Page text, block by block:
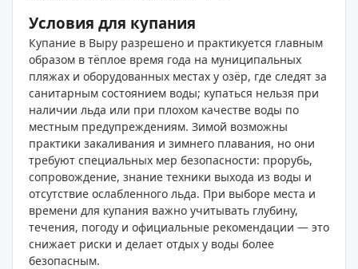
Условия для купания
Купание в Выру разрешено и практикуется главным
образом в тёплое время года на муниципальных
пляжах и оборудованных местах у озёр, где следят за
санитарным состоянием воды; купаться нельзя при
наличии льда или при плохом качестве воды по
местным предупреждениям. Зимой возможны
практики закаливания и зимнего плавания, но они
требуют специальных мер безопасности: прорубь,
сопровождение, знание техники выхода из воды и
отсутствие ослабленного льда. При выборе места и
времени для купания важно учитывать глубину,
течения, погоду и официальные рекомендации — это
снижает риски и делает отдых у воды более
безопасным.